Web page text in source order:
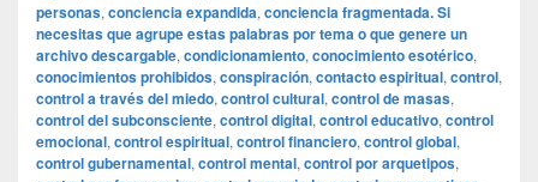
personas, conciencia expandida, conciencia fragmentada. Si
necesitas que agrupe estas palabras por tema o que genere un
archivo descargable, condicionamiento, conocimiento esotérico,
conocimientos prohibidos, conspiración, contacto espiritual, control,
control a través del miedo, control cultural, control de masas,
control del subconsciente, control digital, control educativo, control
emocional, control espiritual, control financiero, control global,
control gubernamental, control mental, control por arquetipos,